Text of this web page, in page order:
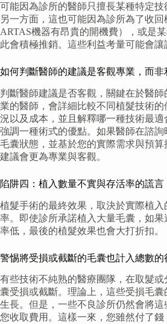
可能因為診所的醫師只擅長某種特定技
另一方面，這也可能因為診所為了收
ARTAS機器有昂貴的開機費），或是
此會積極推銷。這些利益考量可能會讓
如何判斷醫師的建議是客觀專業，而非
判斷醫師建議是否客觀，關鍵在於醫
業的醫師，會詳細比較不同植髮技術
況以及成本，並且解釋哪一種技術最適
強調一種術式的優點。如果醫師在諮
毛囊狀態，並基於您的實際需求與預算
建議會更為專業與客觀。
陷阱四：植入數量不實與存活率的謊言
植髮手術的最終效果，取決於實際植
率。即使診所承諾植入大量毛囊，如
率低，最後的植髮效果也會大打折扣。
警惕將受損或截斷的毛囊也計入總數的
有些技術不純熟的醫療團隊，在取髮
囊受損或截斷。理論上，這些受損毛
生長。但是，一些不良診所仍然會將
您收取費用。這樣一來，您雖然付了